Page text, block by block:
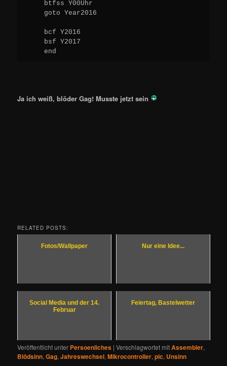
    btfss Y00Uhr
    goto Year2016
    bcf Y2016
    bsf Y2017
    end
Ja ich weiß, blöder Gag! Musste jetzt sein
RELATED POSTS:
Fotos/Wallpaper Nur eine Idee...
Social Media und der 14.
Februar
Feiertag, Bastelwetter
Veröffentlicht unter Persoenliches |Verschlagwortet mitAssembler,
Blödsinn,Gag,Jahreswechsel,Mikrocontroller,pic, Unsinn